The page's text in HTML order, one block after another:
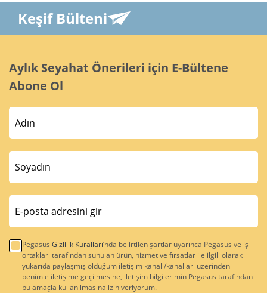
Keşif Bülteni
Aylık Seyahat Önerileri için E-Bültene
Abone Ol
Pegasus Gizlilik Kuralları’nda belirtilen şartlar uyarınca Pegasus ve iş
ortakları tarafından sunulan ürün, hizmet ve fırsatlar ile ilgili olarak
yukarıda paylaşmış olduğum iletişim kanalı/kanalları üzerinden
benimle iletişime geçilmesine, iletişim bilgilerimin Pegasus tarafından
bu amaçla kullanılmasına izin veriyorum.